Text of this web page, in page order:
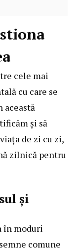
cele mai
cu care se
această
și să
de zi cu zi,
zilnică pentru
și
în moduri
comune